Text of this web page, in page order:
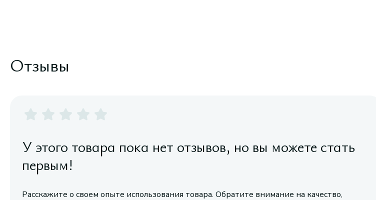
Отзывы
У этого товара пока нет отзывов, но вы можете стать
первым!
Расскажите о своем опыте использования товара. Обратите внимание на качество,